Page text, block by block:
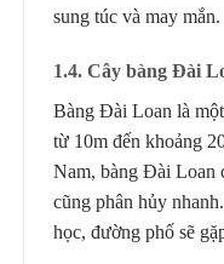
sung túc và may mắn.
1.4. Cây bàng Đài
Bàng Đài Loan là
từ 10m đến khoảng
Nam, bàng Đài Loan
cũng phân hủy
học, đường phố sẽ